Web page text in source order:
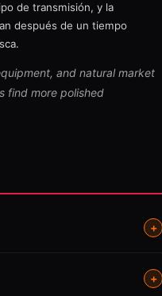
de transmisión, y la
después de un tiempo
and natural market
find more polished
+
+